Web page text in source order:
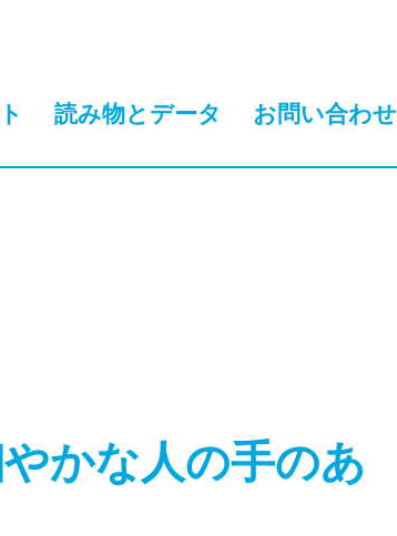
読み物とデータ お問い合わせ
かな人の手のあ